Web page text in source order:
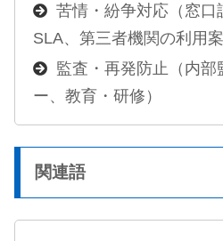
苦情・紛争対応（窓口
SLA、第三者機関の利用案
監査・再発防止（内部
ー、教育・研修）
関連語